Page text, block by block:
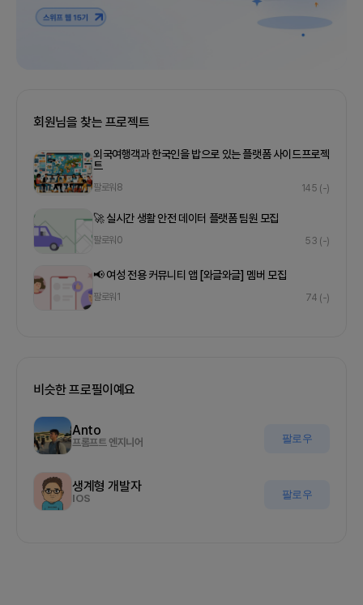
회원님을 찾는 프로젝트
외국여행객과 한국인을 밥으로 있는 플랫폼 사이드프로젝
트
팔로워 8 145 (-)
🚀 실시간 생활 안전 데이터 플랫폼 팀원 모집
팔로워 0 53 (-)
📢 여성 전용 커뮤니티 앱 [와글와글] 멤버 모집
팔로워 1 74 (-)
비슷한 프로필이예요
Anto
프롬프트 엔지니어 팔로우
생계형 개발자
IOS 팔로우